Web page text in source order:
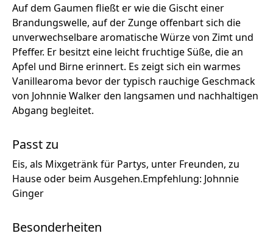
Auf dem Gaumen fließt er wie die Gischt einer
Brandungswelle, auf der Zunge offenbart sich die
unverwechselbare aromatische Würze von Zimt und
Pfeffer. Er besitzt eine leicht fruchtige Süße, die an
Apfel und Birne erinnert. Es zeigt sich ein warmes
Vanillearoma bevor der typisch rauchige Geschmack
von Johnnie Walker den langsamen und nachhaltigen
Abgang begleitet.
Passt zu
Eis, als Mixgetränk für Partys, unter Freunden, zu
Hause oder beim Ausgehen.Empfehlung: Johnnie
Ginger
Besonderheiten